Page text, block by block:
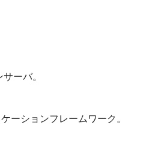
ーバ。
ーションフレームワーク。